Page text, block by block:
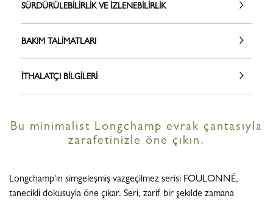
SÜRDÜRÜLEBILIRLIK VE İZLENEBILIRLIK
BAKIM TALIMATLARI
İTHALATÇI BILGILERI
Bu minimalist Longchamp evrak çantasıyla
zarafetinizle öne çıkın.
Longchamp'ın simgeleşmiş vazgeçilmez serisi FOULONNÉ,
tanecikli dokusuyla öne çıkar. Seri, zarif bir şekilde zamana